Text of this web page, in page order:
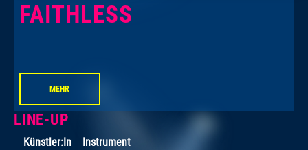
FAITHLESS
MEHR
LINE-UP
Künstler:In
Instrument